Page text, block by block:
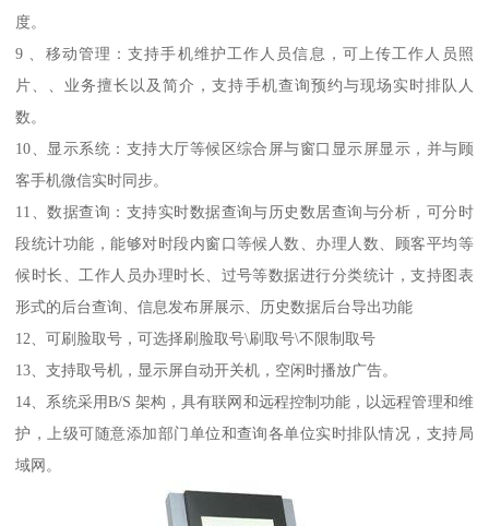
度。
9 、移动管理：支持手机维护工作人员信息，可上传工作人员照
片、、业务擅长以及简介，支持手机查询预约与现场实时排队人
数。
10、显示系统：支持大厅等候区综合屏与窗口显示屏显示，并与顾
客手机微信实时同步。
11、数据查询：支持实时数据查询与历史数居查询与分析，可分时
段统计功能，能够对时段内窗口等候人数、办理人数、顾客平均等
候时长、工作人员办理时长、过号等数据进行分类统计，支持图表
形式的后台查询、信息发布屏展示、历史数据后台导出功能
12、可刷脸取号，可选择刷脸取号\刷取号\不限制取号
13、支持取号机，显示屏自动开关机，空闲时播放广告。
14、系统采用B/S 架构，具有联网和远程控制功能，以远程管理和维
护，上级可随意添加部门单位和查询各单位实时排队情况，支持局
域网。